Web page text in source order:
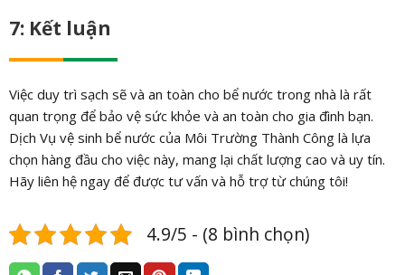
7: Kết luận
Việc duy trì sạch sẽ và an toàn cho bể nước trong nhà là rất
quan trọng để bảo vệ sức khỏe và an toàn cho gia đình bạn.
Dịch Vụ vệ sinh bể nước của Môi Trường Thành Công là lựa
chọn hàng đầu cho việc này, mang lại chất lượng cao và uy tín.
Hãy liên hệ ngay để được tư vấn và hỗ trợ từ chúng tôi!
4.9/5 - (8 bình chọn)